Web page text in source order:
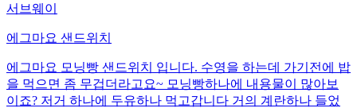
서브웨이
에그마요 샌드위치
에그마요 모닝빵 샌드위치 입니다. 수영을 하는데 가기전에 밥
을 먹으면 좀 무겁더라고요~ 모닝빵하나에 내용물이 많아보
이죠? 저거 하나에 두유하나 먹고갑니다 거의 계란하나 들었